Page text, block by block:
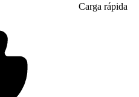
Carga rápida